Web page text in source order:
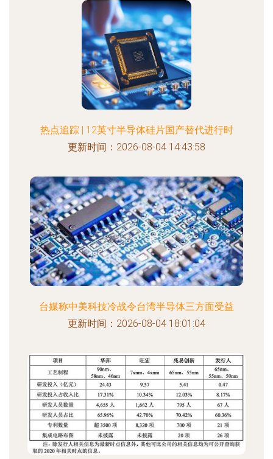
热点追踪 | 12英寸半导体硅片国产替代进行时
更新时间：2026-08-04 14:43:58
台媒称中美科技冷战令台湾半导体三方面受益
更新时间：2026-08-04 18:01:04